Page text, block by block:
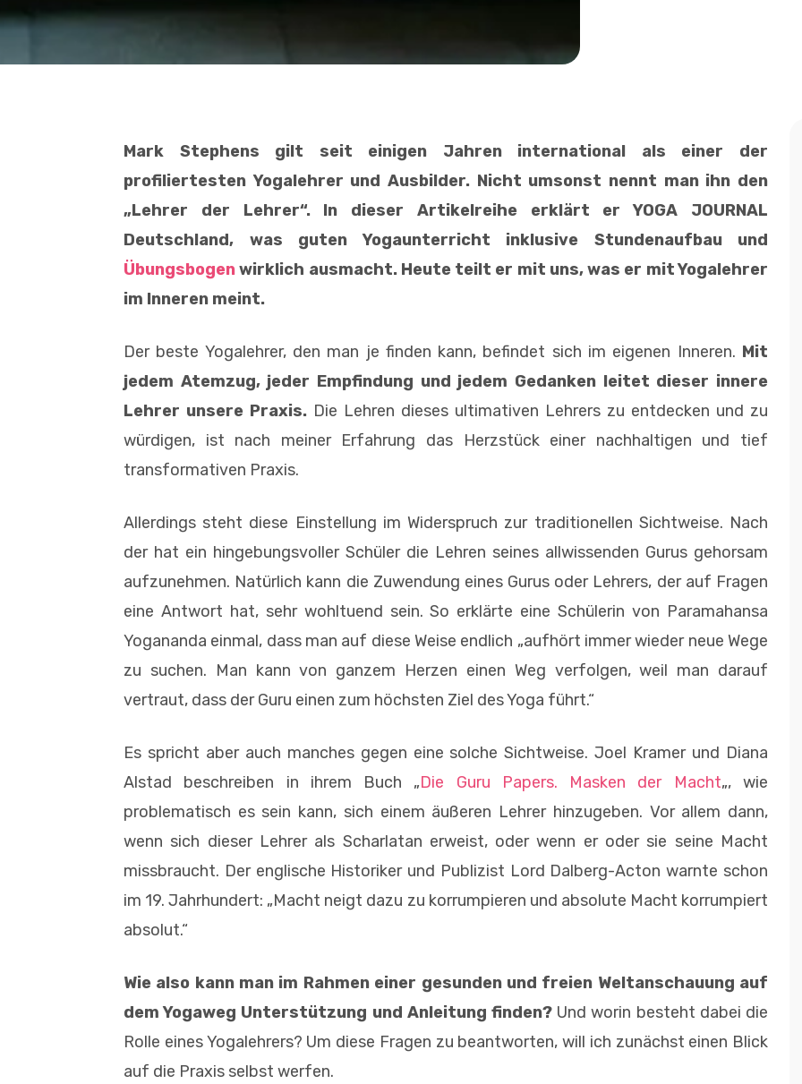
Mark Stephens gilt seit einigen Jahren international als einer der
profiliertesten Yogalehrer und Ausbilder. Nicht umsonst nennt man ihn den
„Lehrer der Lehrer“. In dieser Artikelreihe erklärt er YOGA JOURNAL
Deutschland, was guten Yogaunterricht inklusive Stundenaufbau und
Übungsbogenwirklich ausmacht. Heute teilt er mit uns, was er mit Yogalehrer
im Inneren meint.
Der beste Yogalehrer, den man je finden kann, befindet sich im eigenen Inneren. Mit
jedem Atemzug, jeder Empfindung und jedem Gedanken leitet dieser innere
Lehrer unsere Praxis. Die Lehren dieses ultimativen Lehrers zu entdecken und zu
würdigen, ist nach meiner Erfahrung das Herzstück einer nachhaltigen und tief
transformativen Praxis.
Allerdings steht diese Einstellung im Widerspruch zur traditionellen Sichtweise. Nach
der hat ein hingebungsvoller Schüler die Lehren seines allwissenden Gurus gehorsam
aufzunehmen. Natürlich kann die Zuwendung eines Gurus oder Lehrers, der auf Fragen
eine Antwort hat, sehr wohltuend sein. So erklärte eine Schülerin von Paramahansa
Yogananda einmal, dass man auf diese Weise endlich „aufhört immer wieder neue Wege
zu suchen. Man kann von ganzem Herzen einen Weg verfolgen, weil man darauf
vertraut, dass der Guru einen zum höchsten Ziel des Yoga führt.“
Es spricht aber auch manches gegen eine solche Sichtweise. Joel Kramer und Diana
Alstad beschreiben in ihrem Buch „Die Guru Papers. Masken der Macht„, wie
problematisch es sein kann, sich einem äußeren Lehrer hinzugeben. Vor allem dann,
wenn sich dieser Lehrer als Scharlatan erweist, oder wenn er oder sie seine Macht
missbraucht. Der englische Historiker und Publizist Lord Dalberg-Acton warnte schon
im 19. Jahrhundert: „Macht neigt dazu zu korrumpieren und absolute Macht korrumpiert
absolut.“
Wie also kann man im Rahmen einer gesunden und freien Weltanschauung auf
dem Yogaweg Unterstützung und Anleitung finden? Und worin besteht dabei die
Rolle eines Yogalehrers? Um diese Fragen zu beantworten, will ich zunächst einen Blick
auf die Praxis selbst werfen.